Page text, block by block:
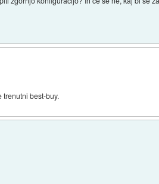
best-buy.